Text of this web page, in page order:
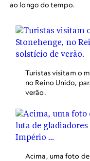
ao longo do tempo.
Turistas visitam o
no Reino Unido,
verão.
Acima, uma foto